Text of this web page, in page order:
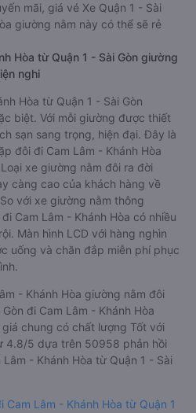
mãi, giá vé Xe Quận 1 - Sài
giường nằm này có thể sẽ rẻ
Hòa từ Quận 1 - Sài Gòn giường
nghi
Hòa từ Quận 1 - Sài Gòn
biệt. Với mỗi giường được thiết
sạn sang trọng, hiện đại. Đây là
đôi đi Cam Lâm - Khánh Hòa
xe giường nằm đôi ra đời
càng cao của khách hàng về
với xe giường nằm thông
Cam Lâm - Khánh Hòa có nhiều
Màn hình LCD với hàng nghìn
uống và chăn đắp miễn phí phục
- Khánh Hòa giường nằm đôi
đi Cam Lâm - Khánh Hòa
chung có chất lượng Tốt với
4.8/5 dựa trên 50958 phản hồi
- Khánh Hòa từ Quận 1 - Sài
Cam Lâm - Khánh Hòa từ Quận 1